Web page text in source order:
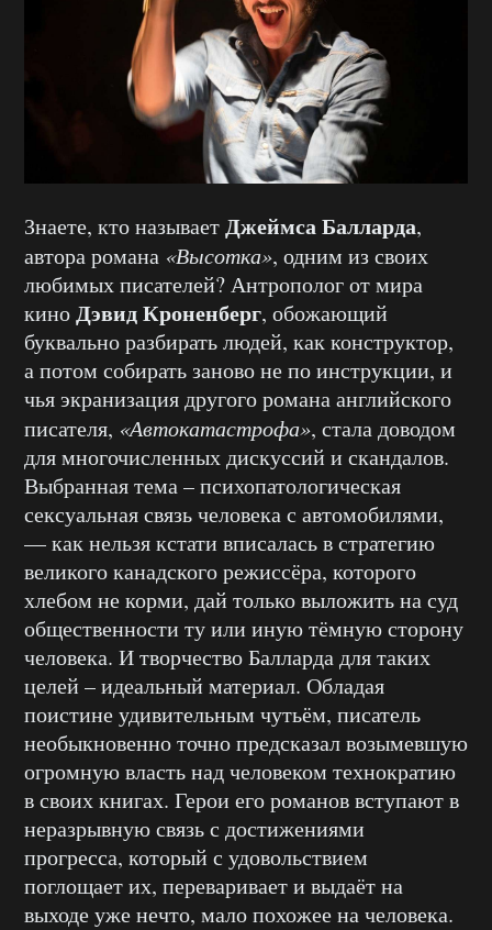
Знаете, кто называетДжеймса Балларда,
автора романа «Высотка», одним из своих
любимых писателей? Антрополог от мира
киноДэвид Кроненберг, обожающий
буквально разбирать людей, как конструктор,
а потом собирать заново не по инструкции, и
чья экранизация другого романа английского
писателя, «Автокатастрофа», стала доводом
для многочисленных дискуссий и скандалов.
Выбранная тема – психопатологическая
сексуальная связь человека с автомобилями,
— как нельзя кстати вписалась в стратегию
великого канадского режиссёра, которого
хлебом не корми, дай только выложить на суд
общественности ту или иную тёмную сторону
человека. И творчество Балларда для таких
целей – идеальный материал. Обладая
поистине удивительным чутьём, писатель
необыкновенно точно предсказал возымевшую
огромную власть над человеком технократию
в своих книгах. Герои его романов вступают в
неразрывную связь с достижениями
прогресса, который с удовольствием
поглощает их, переваривает и выдаёт на
выходе уже нечто, мало похожее на человека.